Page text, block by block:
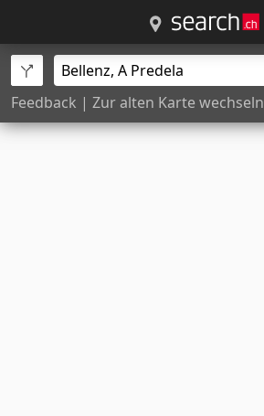
Feedback | Zur alten Karte wechseln